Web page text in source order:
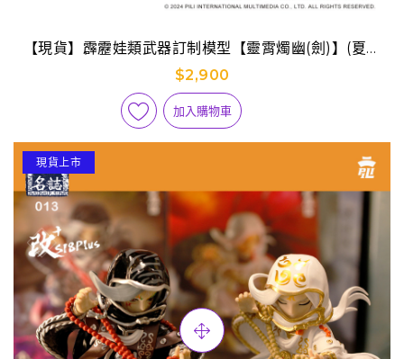
【現貨】霹靂娃類武器訂制模型【靈霄燭幽(劍)】(夏承
凜)
$2,900
加入購物車
現貨上市